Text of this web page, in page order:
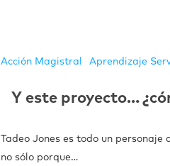
Acción Magistral Aprendizaje
Y este proyecto…
Tadeo Jones es todo un
no sólo porque…